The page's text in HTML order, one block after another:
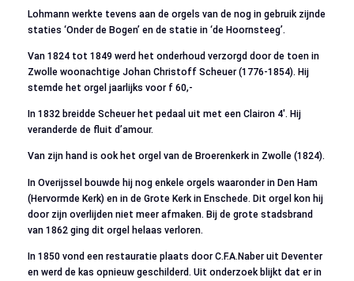
Lohmann werkte tevens aan de orgels van de nog in gebruik zijnde
staties ‘Onder de Bogen’ en de statie in ‘de Hoornsteeg’.
Van 1824 tot 1849 werd het onderhoud verzorgd door de toen in
Zwolle woonachtige Johan Christoff Scheuer (1776-1854). Hij
stemde het orgel jaarlijks voor f 60,-
In 1832 breidde Scheuer het pedaal uit met een Clairon 4′. Hij
veranderde de fluit d’amour.
Van zijn hand is ook het orgel van de Broerenkerk in Zwolle (1824).
In Overijssel bouwde hij nog enkele orgels waaronder in Den Ham
(Hervormde Kerk) en in de Grote Kerk in Enschede. Dit orgel kon hij
door zijn overlijden niet meer afmaken. Bij de grote stadsbrand
van 1862 ging dit orgel helaas verloren.
In 1850 vond een restauratie plaats door C.F.A.Naber uit Deventer
en werd de kas opnieuw geschilderd. Uit onderzoek blijkt dat er in